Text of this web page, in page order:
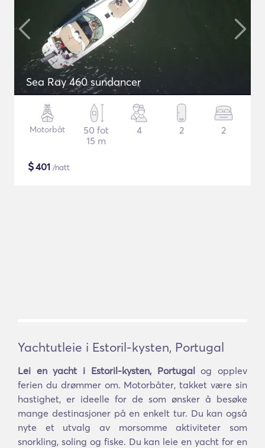
Sea Ray 460 sundancer
Motorbåt
50 fot
15 m
4 2 2
$401 /natt
Yachtutleie i Estoril-kysten, Portugal
Lei en yacht i Estoril-kysten, Portugal og opplev
ferien du drømmer om. Motorbåter, takket være sin
hastighet, er ideelle for de som ønsker å besøke
mange destinasjoner på en enkelt tur. Du kan også
nyte et utvalg av morsomme aktiviteter som
snorkling, soling og fiske. Du kan leie en yacht for en